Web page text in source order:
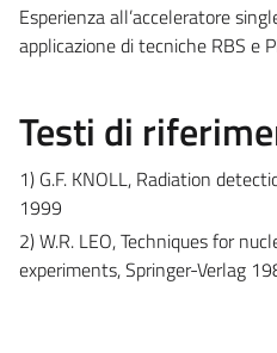
Esperienza all’acceleratore
applicazione di tecniche RBS e
Testi di
1) G.F. KNOLL, Radiation
1999
2) W.R. LEO, Techniques for
experiments, Springer-Verlag